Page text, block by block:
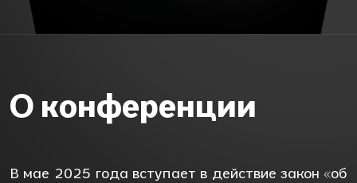
О конференции
В мае 2025 года вступает в действие закон «об